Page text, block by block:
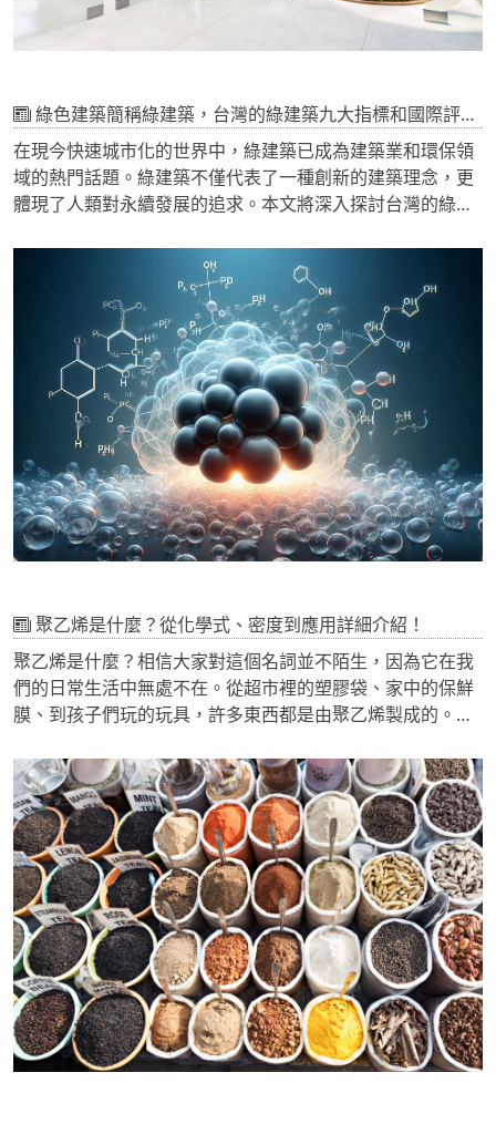
綠色建築簡稱綠建築，台灣的綠建築九大指標和國際評鑑的比較如何？
在現今快速城市化的世界中，綠建築已成為建築業和環保領
域的熱門話題。綠建築不僅代表了一種創新的建築理念，更
體現了人類對永續發展的追求。本文將深入探討台灣的綠建
者全面了解綠建築的概念及其在全球範圍內的發展現況。
聚乙烯是什麼？從化學式、密度到應用詳細介紹！
聚乙烯是什麼？相信大家對這個名詞並不陌生，因為它在我
們的日常生活中無處不在。從超市裡的塑膠袋、家中的保鮮
膜、到孩子們玩的玩具，許多東西都是由聚乙烯製成的。今